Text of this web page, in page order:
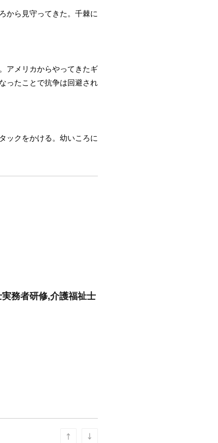
から見守ってきた。千棘に
アメリカからやってきたギ
ったことで抗争は回避され
ックをかける。幼いころに
務者研修,介護福祉士